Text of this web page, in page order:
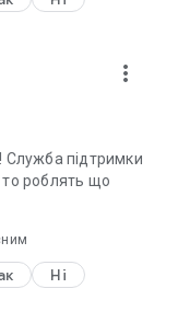
more_vert
Служба підтримки
то роблять що
Ні